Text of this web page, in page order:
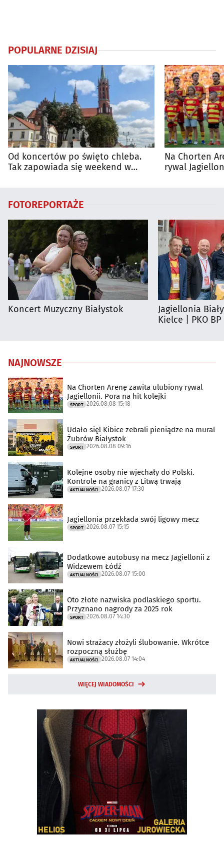
POPULARNE DZISIAJ
Od koncertów po święto chleba.
Tak zapowiada się weekend w
Na Chorten
rywal
FOTOREPORTAŻE
Koncert Muzyczny Białystok
Jagiellonia
Kielce | PKO
NAJNOWSZE
Na Chorten Arenę zawita ulubiony rywal
Jagiellonii. Pora na hit kolejki
SPORT 2026.08.08 15:18
Udało się! Kibice zebrali pieniądze na mural
Żubrów Białystok
SPORT 2026.08.08 09:16
Kolejne osoby nie wjechały do Polski.
Kontrole na granicy z Litwą trwają
AKTUALNOŚCI 2026.08.07 17:30
Jagiellonia przekłada swój ligowy mecz
SPORT 2026.08.07 15:15
Dodatkowe autobusy na mecz Jagiellonii z
Widzewem Łódź
AKTUALNOŚCI 2026.08.07 15:00
Oto złote nazwiska podlaskiego sportu.
Przyznano nagrody za 2025 rok
SPORT 2026.08.07 14:30
Nowi strażacy złożyli ślubowanie. Wkrótce
rozpoczną służbę
AKTUALNOŚCI 2026.08.07 14:04
WIĘCEJ WIADOMOŚCI